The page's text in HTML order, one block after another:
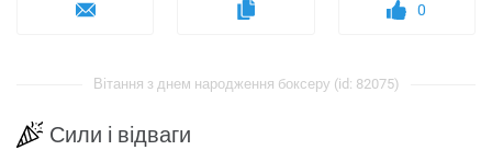
0
Вітання з днем ​​народження боксеру (id: 82075)
Сили і відваги